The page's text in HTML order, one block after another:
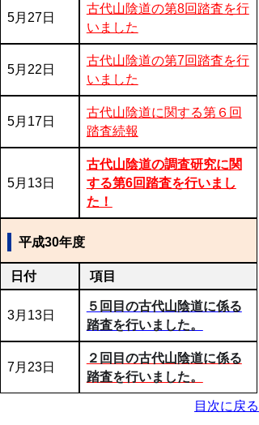
5月27日
古代山陰道の第8回踏査を行
いました
5月22日
古代山陰道の第7回踏査を行
いました
5月17日
古代山陰道に関する第６回
踏査続報
5月13日
古代山陰道の調査研究に関
する第6回踏査を行いまし
た！
平成30年度
日付 項目
3月13日
５回目の古代山陰道に係る
踏査を行いました。
7月23日
２回目の古代山陰道に係る
踏査を行いました。
目次に戻る